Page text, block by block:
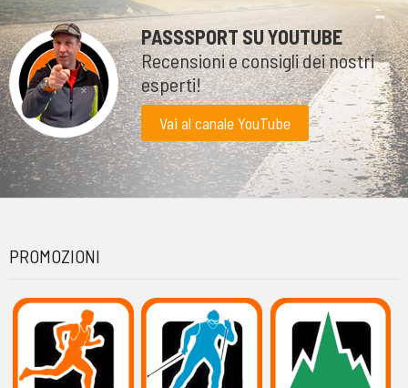
PASSSPORT SU YOUTUBE
Recensioni e consigli dei nostri
esperti!
Vai al canale YouTube
PROMOZIONI